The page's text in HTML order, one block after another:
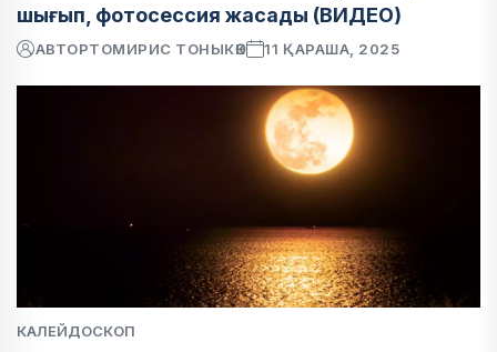
шығып, фотосессия жасады (ВИДЕО)
АВТОРТОМИРИС ТОНЫКӨК 11 ҚАРАША, 2025
КАЛЕЙДОСКОП